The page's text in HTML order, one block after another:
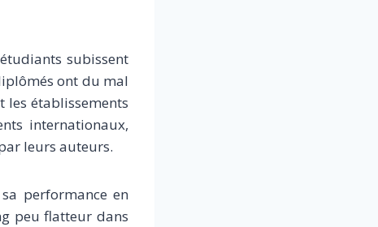
subissent
ont du mal
les établissements
internationaux,
leurs auteurs.
performance en
peu flatteur dans